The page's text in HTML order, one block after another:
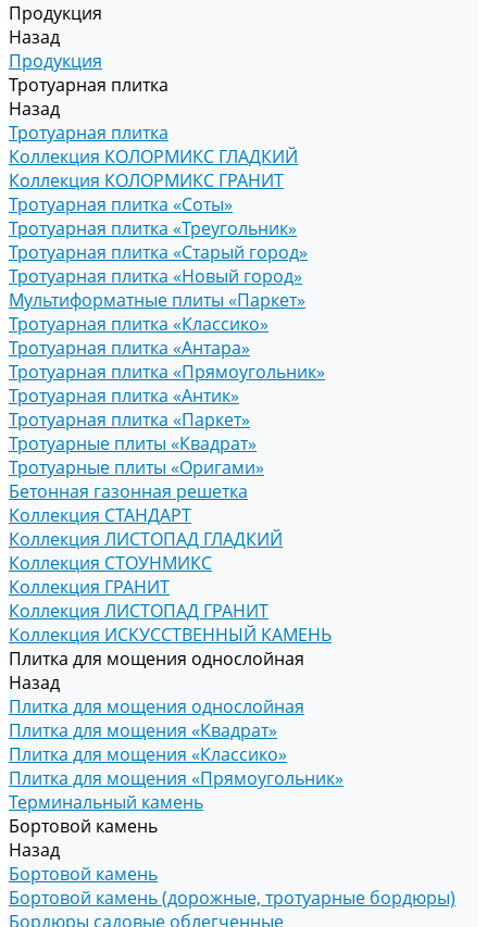
Продукция
Назад
Продукция
Тротуарная плитка
Назад
Тротуарная плитка
Коллекция КОЛОРМИКС ГЛАДКИЙ
Коллекция КОЛОРМИКС ГРАНИТ
Тротуарная плитка «Соты»
Тротуарная плитка «Треугольник»
Тротуарная плитка «Старый город»
Тротуарная плитка «Новый город»
Мультиформатные плиты «Паркет»
Тротуарная плитка «Классико»
Тротуарная плитка «Антара»
Тротуарная плитка «Прямоугольник»
Тротуарная плитка «Антик»
Тротуарная плитка «Паркет»
Тротуарные плиты «Квадрат»
Тротуарные плиты «Оригами»
Бетонная газонная решетка
Коллекция СТАНДАРТ
Коллекция ЛИСТОПАД ГЛАДКИЙ
Коллекция СТОУНМИКС
Коллекция ГРАНИТ
Коллекция ЛИСТОПАД ГРАНИТ
Коллекция ИСКУССТВЕННЫЙ КАМЕНЬ
Плитка для мощения однослойная
Назад
Плитка для мощения однослойная
Плитка для мощения «Квадрат»
Плитка для мощения «Классико»
Плитка для мощения «Прямоугольник»
Терминальный камень
Бортовой камень
Назад
Бортовой камень
Бортовой камень (дорожные, тротуарные бордюры)
Бордюры садовые облегченные